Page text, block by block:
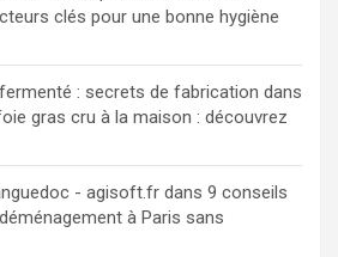
clés pour une bonne hygiène
: secrets de fabrication dans
gras cru à la maison : découvrez
- agisoft.fr dans 9 conseils
à Paris sans